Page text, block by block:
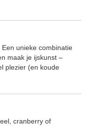
unieke combinatie
maak je ijskunst –
plezier (en koude
cranberry of